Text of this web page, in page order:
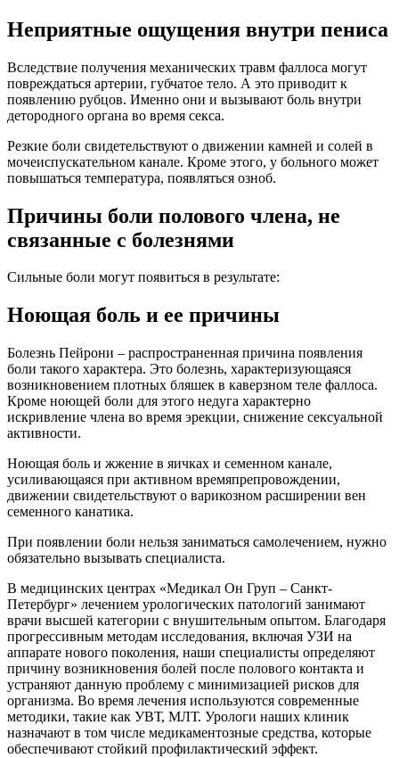
Неприятные ощущения внутри пениса
Вследствие получения механических травм фаллоса могут
повреждаться артерии, губчатое тело. А это приводит к
появлению рубцов. Именно они и вызывают боль внутри
детородного органа во время секса.
Резкие боли свидетельствуют о движении камней и солей в
мочеиспускательном канале. Кроме этого, у больного может
повышаться температура, появляться озноб.
Причины боли полового члена, не
связанные с болезнями
Сильные боли могут появиться в результате:
Ноющая боль и ее причины
Болезнь Пейрони – распространенная причина появления
боли такого характера. Это болезнь, характеризующаяся
возникновением плотных бляшек в каверзном теле фаллоса.
Кроме ноющей боли для этого недуга характерно
искривление члена во время эрекции, снижение сексуальной
активности.
Ноющая боль и жжение в яичках и семенном канале,
усиливающаяся при активном времяпрепровождении,
движении свидетельствуют о варикозном расширении вен
семенного канатика.
При появлении боли нельзя заниматься самолечением, нужно
обязательно вызывать специалиста.
В медицинских центрах «Медикал Он Груп – Санкт-
Петербург» лечением урологических патологий занимают
врачи высшей категории с внушительным опытом. Благодаря
прогрессивным методам исследования, включая УЗИ на
аппарате нового поколения, наши специалисты определяют
причину возникновения болей после полового контакта и
устраняют данную проблему с минимизацией рисков для
организма. Во время лечения используются современные
методики, такие как УВТ, МЛТ. Урологи наших клиник
назначают в том числе медикаментозные средства, которые
обеспечивают стойкий профилактический эффект.